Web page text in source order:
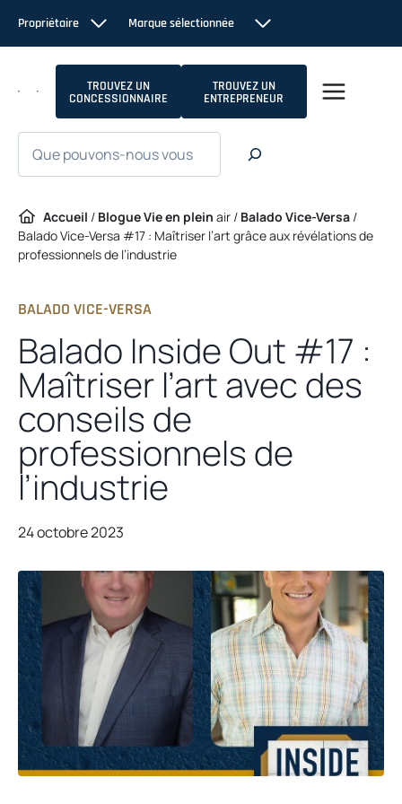
contenu
Propriétaire Marque sélectionnée
TROUVEZ UN
CONCESSIONNAIRE
TROUVEZ UN
ENTREPRENEUR
Accueil / Blogue Vie en plein air / Balado Vice-Versa /
Balado Vice-Versa #17 : Maîtriser l’art grâce aux révélations de
professionnels de l’industrie
BALADO VICE-VERSA
Balado Inside Out #17 :
Maîtriser l’art avec des
conseils de
professionnels de
l’industrie
24 octobre 2023